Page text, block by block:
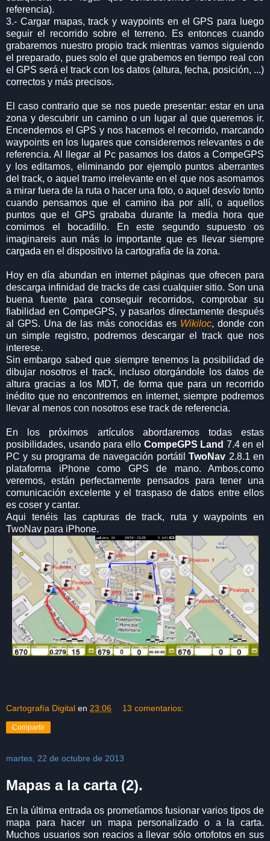
referencia).
3.- Cargar mapas, track y waypoints en el GPS para luego
seguir el recorrido sobre el terreno. Es entonces cuando
grabaremos nuestro propio track mientras vamos siguiendo
el preparado, pues solo el que grabemos en tiempo real con
el GPS será el track con los datos (altura, fecha, posición, ...)
correctos y más precisos.
El caso contrario que se nos puede presentar: estar en una
zona y descubrir un camino o un lugar al que queremos ir.
Encendemos el GPS y nos hacemos el recorrido, marcando
waypoints en los lugares que consideremos relevantes o de
referencia. Al llegar al Pc pasamos los datos a CompeGPS
y los editamos, eliminando por ejemplo puntos aberrantes
del track, o aquel tramo irrelevante en el que nos asomamos
a mirar fuera de la ruta o hacer una foto, o aquel desvío tonto
cuando pensamos que el camino iba por allí, o aquellos
puntos que el GPS grababa durante la media hora que
comimos el bocadillo. En este segundo supuesto os
imaginareis aun más lo importante que es llevar siempre
cargada en el dispositivo la cartografía de la zona.
Hoy en día abundan en internet páginas que ofrecen para
descarga infinidad de tracks de casi cualquier sitio. Son una
buena fuente para conseguir recorridos, comprobar su
fiabilidad en CompeGPS, y pasarlos directamente después
al GPS. Una de las más conocidas es Wikiloc, donde con
un simple registro, podremos descargar el track que nos
interese.
Sin embargo sabed que siempre tenemos la posibilidad de
dibujar nosotros el track, incluso otorgándole los datos de
altura gracias a los MDT, de forma que para un recorrido
inédito que no encontremos en internet, siempre podremos
llevar al menos con nosotros ese track de referencia.
En los próximos artículos abordaremos todas estas
posibilidades, usando para ello CompeGPS Land 7.4 en el
PC y su programa de navegación portátilTwoNav 2.8.1 en
plataforma iPhone como GPS de mano. Ambos,como
veremos, están perfectamente pensados para tener una
comunicación excelente y el traspaso de datos entre ellos
es coser y cantar.
Aqui tenéis las capturas de track, ruta y waypoints en
TwoNav para iPhone.
Cartografía Digital en 23:06 13 comentarios:
Compartir
martes, 22 de octubre de 2013
Mapas a la carta (2).
En la última entrada os prometíamos fusionar varios tipos de
mapa para hacer un mapa personalizado o a la carta.
Muchos usuarios son reacios a llevar sólo ortofotos en sus